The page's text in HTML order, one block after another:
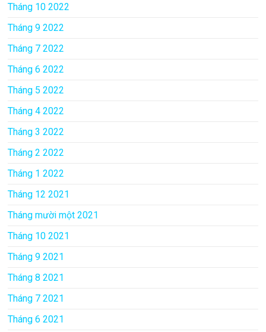
Tháng 10 2022
Tháng 9 2022
Tháng 7 2022
Tháng 6 2022
Tháng 5 2022
Tháng 4 2022
Tháng 3 2022
Tháng 2 2022
Tháng 1 2022
Tháng 12 2021
Tháng mười một 2021
Tháng 10 2021
Tháng 9 2021
Tháng 8 2021
Tháng 7 2021
Tháng 6 2021